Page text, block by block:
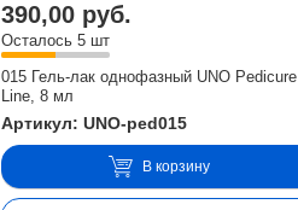
390,00 руб.
Осталось 5 шт
015 Гель-лак однофазный UNO Pedicure
Line, 8 мл
Артикул: UNO-ped015
В корзину